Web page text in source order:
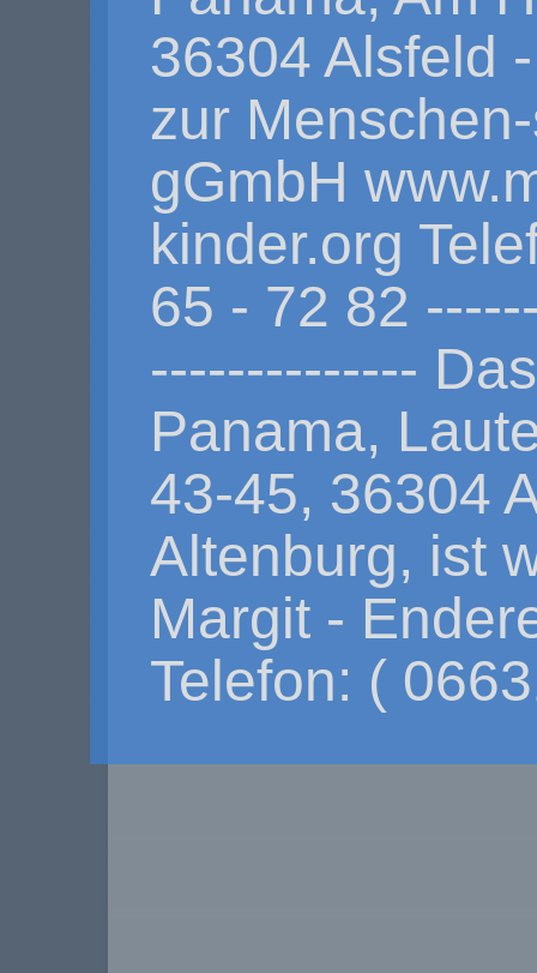
36304 Alsfeld
zur
gGmbH
kinder.org
65 - 72 82
--------------
Panama,
43-45, 36304
Altenburg, ist
Margit -
Telefon: (